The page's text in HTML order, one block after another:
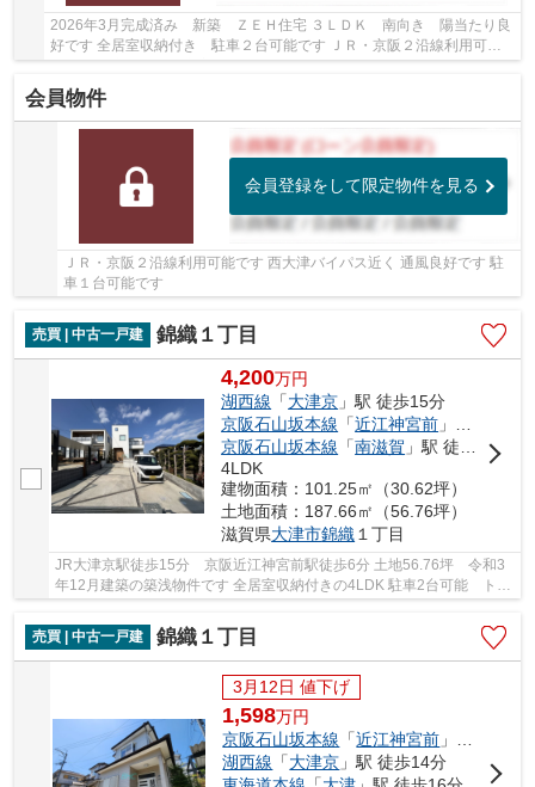
2026年3月完成済み 新築 ＺＥＨ住宅 ３ＬＤＫ 南向き 陽当たり良
好です 全居室収納付き 駐車２台可能です ＪＲ・京阪２沿線利用可能
です 周辺商業施設が充実しています
会員物件
会員登録をして限定物件を見る
ＪＲ・京阪２沿線利用可能です 西大津バイパス近く 通風良好です 駐
車１台可能です
売買 | 中古一戸建 錦織１丁目
4,200万円
湖西線 「大津京 」駅 徒歩15分
京阪石山坂本線 「近江神宮前 」駅 徒歩6分
京阪石山坂本線 「南滋賀 」駅 徒歩16分
4LDK
建物面積：101.25㎡（30.62坪）
土地面積：187.66㎡（56.76坪）
滋賀県大津市錦織１丁目
JR大津京駅徒歩15分 京阪近江神宮前駅徒歩6分 土地56.76坪 令和3
年12月建築の築浅物件です 全居室収納付きの4LDK 駐車2台可能 トイ
売買 | 中古一戸建
錦織１丁目
3月12日 値下げ
1,598万円
京阪石山坂本線 「近江神宮前 」駅 徒歩7分
湖西線 「大津京 」駅 徒歩14分